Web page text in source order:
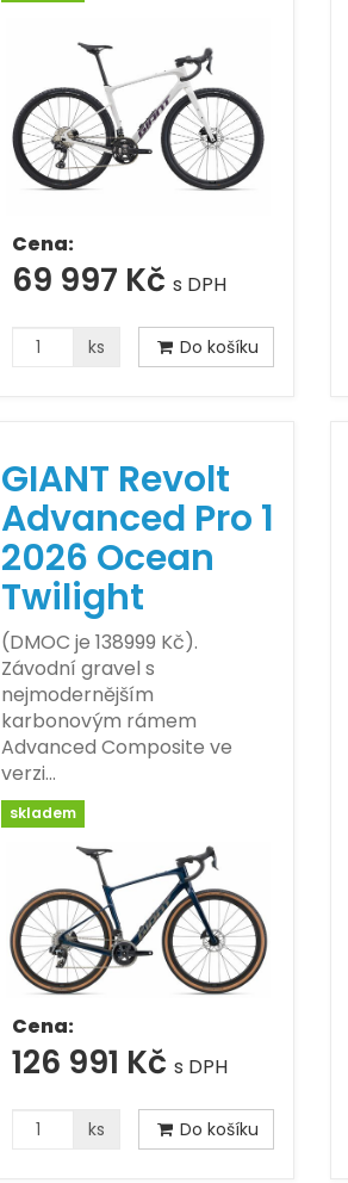
Cena:
69 997 Kč s DPH
ks Do košíku
GIANT Revolt
Advanced Pro 1
2026 Ocean
Twilight
(DMOC je 138999 Kč).
Závodní gravel s
nejmodernějším
karbonovým rámem
Advanced Composite ve
verzi…
skladem
Cena:
126 991 Kč s DPH
ks Do košíku